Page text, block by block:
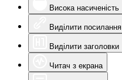
Висока насиченість
Виділити посилання
Виділити заголовки
Читач з екрана